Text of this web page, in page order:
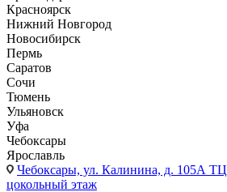
Красноярск
Нижний Новгород
Новосибирск
Пермь
Саратов
Сочи
Тюмень
Ульяновск
Уфа
Чебоксары
Ярославль
Чебоксары, ул. Калинина, д. 105А
цокольный этаж